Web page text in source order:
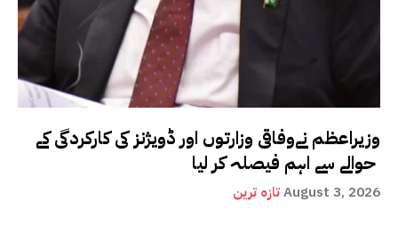
وزیراعظم نےوفاقی وزارتوں اور ڈویژنز کی کارکردگی کے
تازہ ترینAugust 3, 2026